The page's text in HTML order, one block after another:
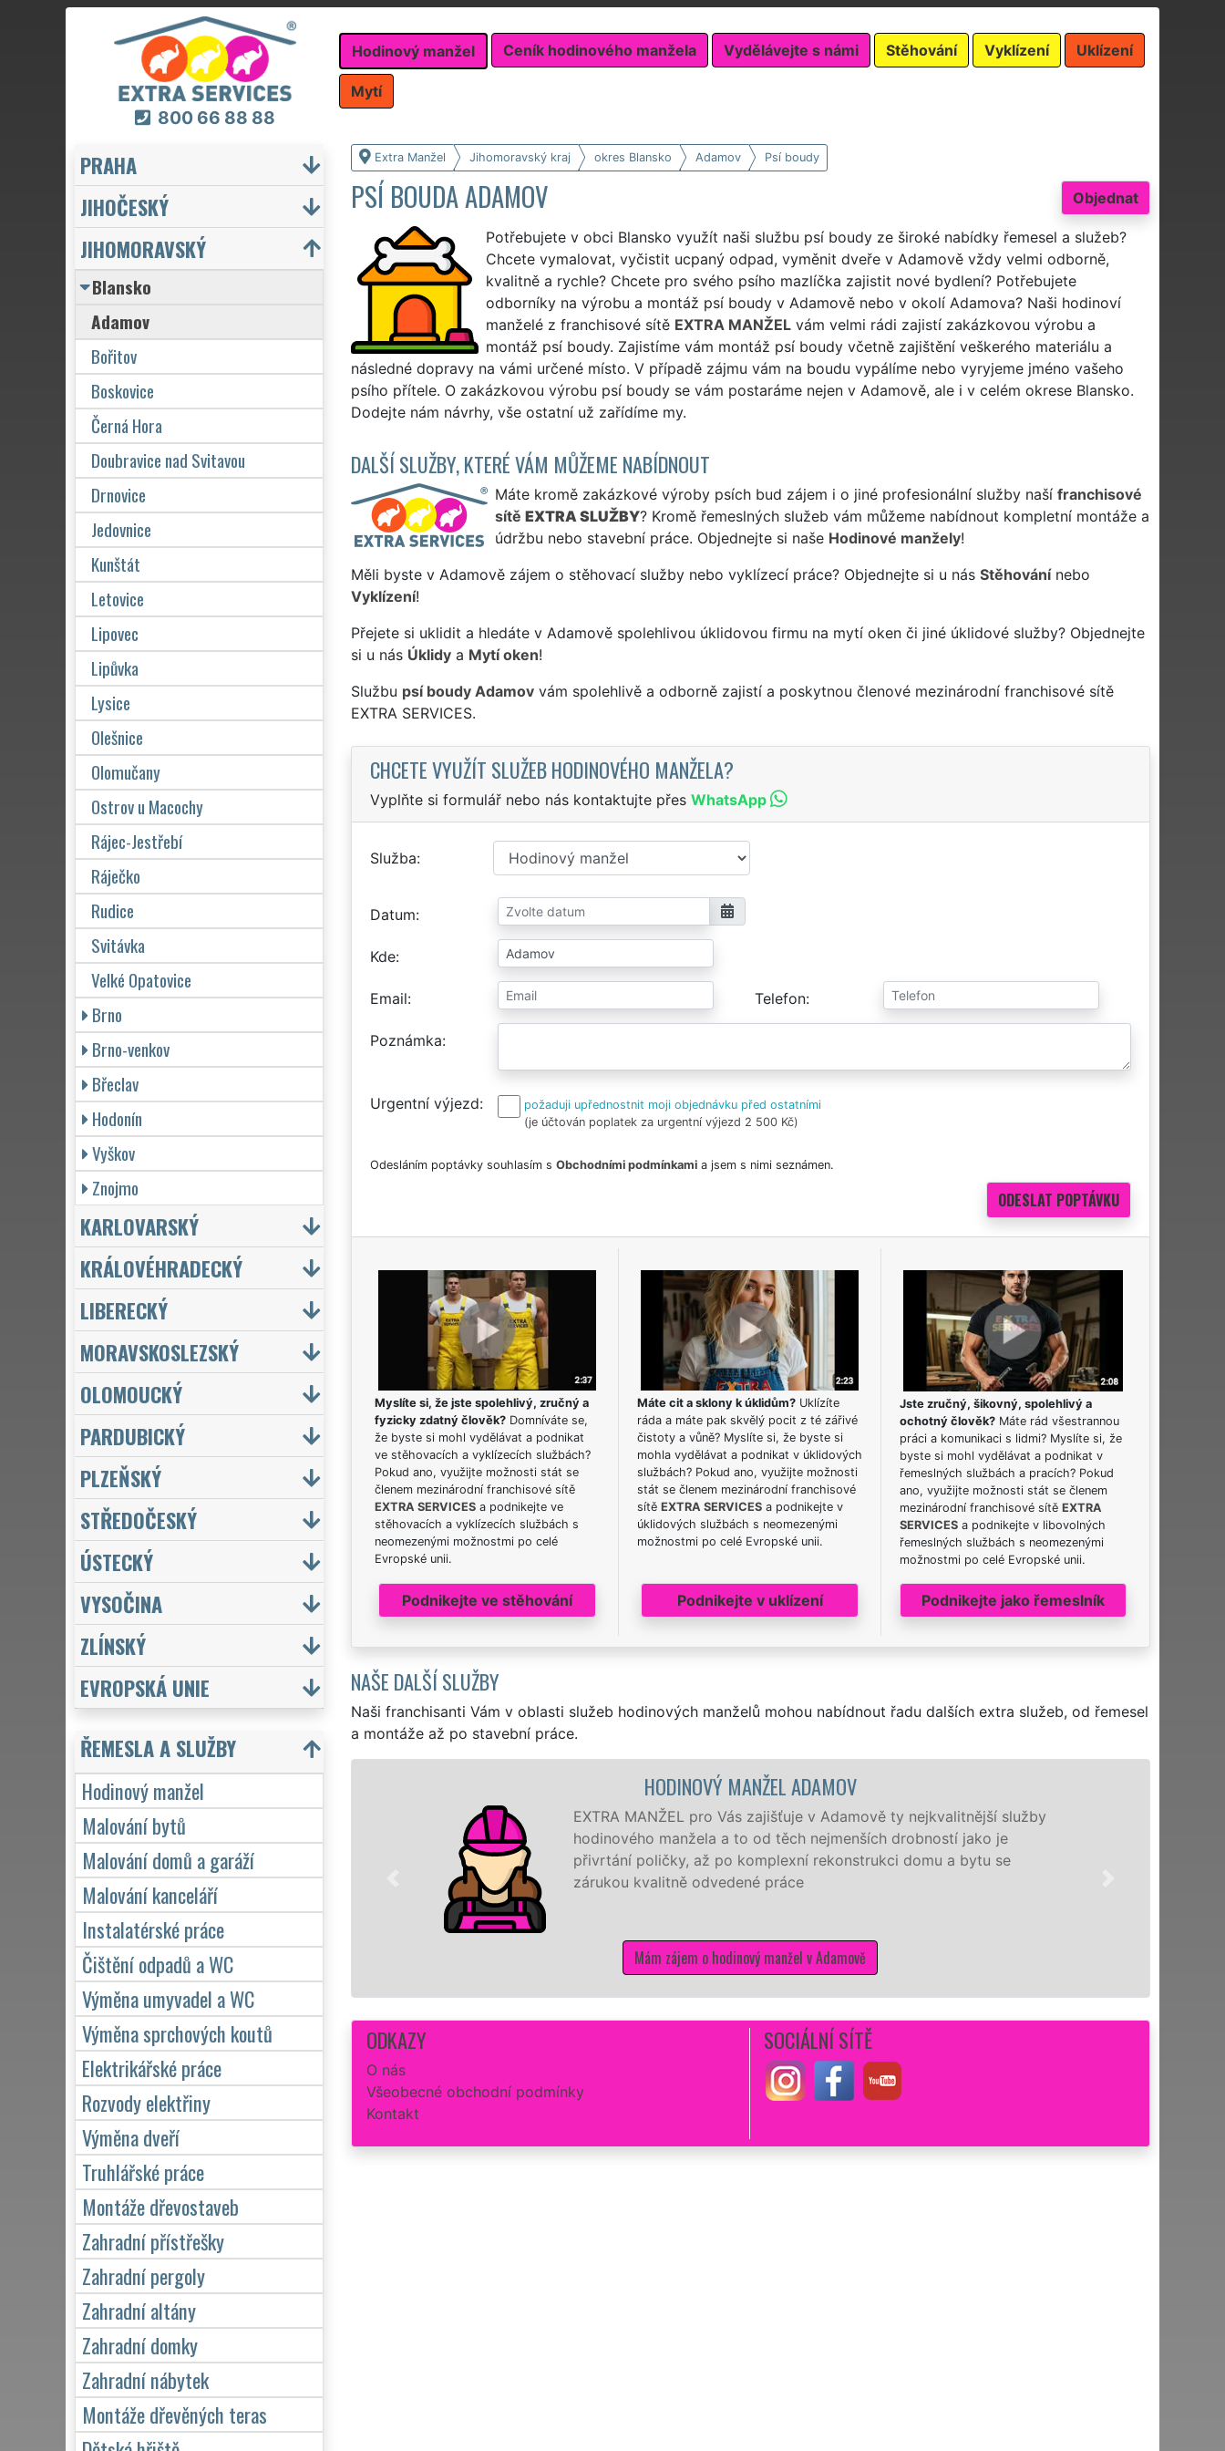
800 66 88 88
Hodinový manžel Ceník hodinového manžela Vydělávejte s námi Stěhování Vyklízení Uklízení
Mytí
Extra Manžel Jihomoravský kraj okres Blansko Adamov Psí boudy
Objednat
PSÍ BOUDA ADAMOV
Potřebujete v obci Blansko využít naši službu psí boudy ze široké nabídky řemesel a služeb?
Chcete vymalovat, vyčistit ucpaný odpad, vyměnit dveře v Adamově vždy velmi odborně,
kvalitně a rychle? Chcete pro svého psího mazlíčka zajistit nové bydlení? Potřebujete
odborníky na výrobu a montáž psí boudy v Adamově nebo v okolí Adamova? Naši hodinoví
manželé z franchisové sítě EXTRA MANŽELvám velmi rádi zajistí zakázkovou výrobu a
montáž psí boudy. Zajistíme vám montáž psí boudy včetně zajištění veškerého materiálu a
následné dopravy na vámi určené místo. V případě zájmu vám na boudu vypálíme nebo vyryjeme jméno vašeho
psího přítele. O zakázkovou výrobu psí boudy se vám postaráme nejen v Adamově, ale i v celém okrese Blansko.
Dodejte nám návrhy, vše ostatní už zařídíme my.
DALŠÍ SLUŽBY, KTERÉ VÁM MŮŽEME NABÍDNOUT
Máte kromě zakázkové výroby psích bud zájem i o jiné profesionální služby naší franchisové
sítě EXTRA SLUŽBY? Kromě řemeslných služeb vám můžeme nabídnout kompletní montáže a
údržbu nebo stavební práce. Objednejte si naše Hodinové manžely!
Měli byste v Adamově zájem o stěhovací služby nebo vyklízecí práce? Objednejte si u nás Stěhovánínebo
Vyklízení!
Přejete si uklidit a hledáte v Adamově spolehlivou úklidovou firmu na mytí oken či jiné úklidové služby? Objednejte
si u nás Úklidya Mytí oken!
Službu psí boudy Adamovvám spolehlivě a odborně zajistí a poskytnou členové mezinárodní franchisové sítě
EXTRA SERVICES.
CHCETE VYUŽÍT SLUŽEB HODINOVÉHO MANŽELA?
Vyplňte si formulář nebo nás kontaktujte přes WhatsApp
Služba
Datum
Kde
Email Telefon
Poznámka
Urgentní výjezd
požaduji upřednostnit moji objednávku před ostatními
(je účtován poplatek za urgentní výjezd 2 500 Kč)
Odesláním poptávky souhlasím s Obchodními podmínkamia jsem s nimi seznámen.
Myslíte si, že jste spolehlivý, zručný a
fyzicky zdatný člověk?Domníváte se,
že byste si mohl vydělávat a podnikat
ve stěhovacích a vyklízecích službách?
Pokud ano, využijte možnosti stát se
členem mezinárodní franchisové sítě
EXTRA SERVICESa podnikejte ve
stěhovacích a vyklízecích službách s
neomezenými možnostmi po celé
Evropské unii.
Podnikejte ve stěhování
Máte cit a sklony k úklidům?Uklízíte
ráda a máte pak skvělý pocit z té zářivé
čistoty a vůně? Myslíte si, že byste si
mohla vydělávat a podnikat v úklidových
službách? Pokud ano, využijte možnosti
stát se členem mezinárodní franchisové
sítě EXTRA SERVICESa podnikejte v
úklidových službách s neomezenými
možnostmi po celé Evropské unii.
Podnikejte v uklízení
Jste zručný, šikovný, spolehlivý a
ochotný člověk? Máte rád všestrannou
práci a komunikaci s lidmi? Myslíte si, že
byste si mohl vydělávat a podnikat v
řemeslných službách a pracích? Pokud
ano, využijte možnosti stát se členem
mezinárodní franchisové sítěEXTRA
SERVICES a podnikejte v libovolných
řemeslných službách s neomezenými
možnostmi po celé Evropské unii.
Podnikejte jako řemeslník
NAŠE DALŠÍ SLUŽBY
Naši franchisanti Vám v oblasti služeb hodinových manželů mohou nabídnout řadu dalších extra služeb, od řemesel
a montáže až po stavební práce.
HODINOVÝ MANŽEL ADAMOV
EXTRA MANŽEL pro Vás zajišťuje v Adamově ty nejkvalitnější služby
hodinového manžela a to od těch nejmenších drobností jako je
přivrtání poličky, až po komplexní rekonstrukci domu a bytu se
zárukou kvalitně odvedené práce
Mám zájem o hodinový manžel v Adamově
ODKAZY
O nás
Všeobecné obchodní podmínky
Kontakt
SOCIÁLNÍ SÍTĚ
PRAHA
JIHOČESKÝ
JIHOMORAVSKÝ
Blansko
Adamov
Bořitov
Boskovice
Černá Hora
Doubravice nad Svitavou
Drnovice
Jedovnice
Kunštát
Letovice
Lipovec
Lipůvka
Lysice
Olešnice
Olomučany
Ostrov u Macochy
Rájec-Jestřebí
Ráječko
Rudice
Svitávka
Velké Opatovice
Brno
Brno-venkov
Břeclav
Hodonín
Vyškov
Znojmo
KARLOVARSKÝ
KRÁLOVÉHRADECKÝ
LIBERECKÝ
MORAVSKOSLEZSKÝ
OLOMOUCKÝ
PARDUBICKÝ
PLZEŇSKÝ
STŘEDOČESKÝ
ÚSTECKÝ
VYSOČINA
ZLÍNSKÝ
EVROPSKÁ UNIE
ŘEMESLA A SLUŽBY
Hodinový manžel
Malování bytů
Malování domů a garáží
Malování kanceláří
Instalatérské práce
Čištění odpadů a WC
Výměna umyvadel a WC
Výměna sprchových koutů
Elektrikářské práce
Rozvody elektřiny
Výměna dveří
Truhlářské práce
Montáže dřevostaveb
Zahradní přístřešky
Zahradní pergoly
Zahradní altány
Zahradní domky
Zahradní nábytek
Montáže dřevěných teras